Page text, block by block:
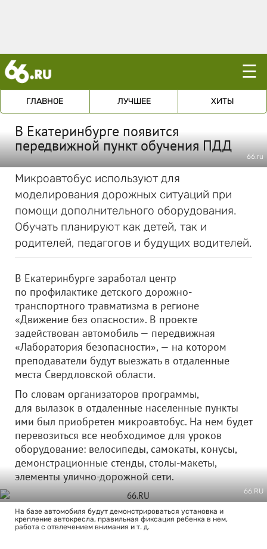
☰
ГЛАВНОЕ ЛУЧШЕЕ ХИТЫ
В Екатеринбурге появится
передвижной пункт обучения ПДД
66.ru
Микроавтобус используют для
моделирования дорожных ситуаций при
помощи дополнительного оборудования.
Обучать планируют как детей, так и
родителей, педагогов и будущих водителей.
В Екатеринбурге заработал центр
по профилактике детского дорожно-
транспортного травматизма в регионе
«Движение без опасности». В проекте
задействован автомобиль — передвижная
«Лаборатория безопасности», — на котором
преподаватели будут выезжать в отдаленные
места Свердловской области.
По словам организаторов программы,
для вылазок в отдаленные населенные пункты
ими был приобретен микроавтобус. На нем будет
перевозиться все необходимое для уроков
оборудование: велосипеды, самокаты, конусы,
демонстрационные стенды, столы-макеты,
элементы улично-дорожной сети.
66.RU
На базе автомобиля будут демонстрироваться установка и
крепление автокресла, правильная фиксация ребенка в нем,
работа с отвлечением внимания и т. д.